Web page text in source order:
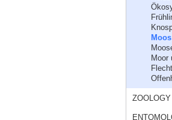
Moor
ZOOLOGY